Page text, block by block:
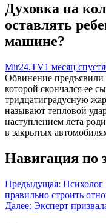
Духовка на
оставлять
машине?
Mir24.TV1 месяц спустя
Обвинение предъявили
которой скончался ее
тридцатиградусную
называют тепловой
наступлением лета
в закрытых
Навигация по
Предыдущая: Психолог
правильно строить
Далее: Эксперт